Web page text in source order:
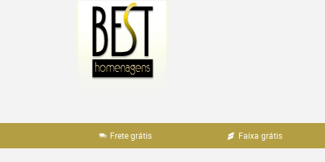
Frete grátis Faixa grátis